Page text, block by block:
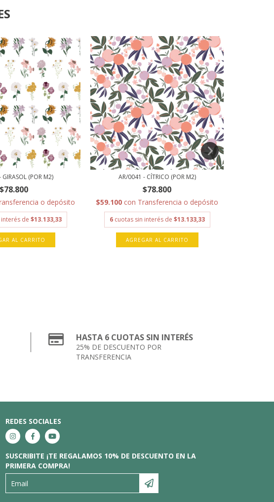
(POR M2)
$78.800
o depósito
de $13.133,33
AL CARRITO
AR/0041 - CÍTRICO (POR M2)
$78.800
$59.100 con Transferencia o depósito
6 cuotas sin interés de $13.133,33
AGREGAR AL CARRITO
HASTA 6 CUOTAS SIN INTERÉS
25% DE DESCUENTO POR
TRANSFERENCIA
REDES SOCIALES
SUSCRIBITE ¡TE REGALAMOS 10% DE DESCUENTO EN LA
PRIMERA COMPRA!